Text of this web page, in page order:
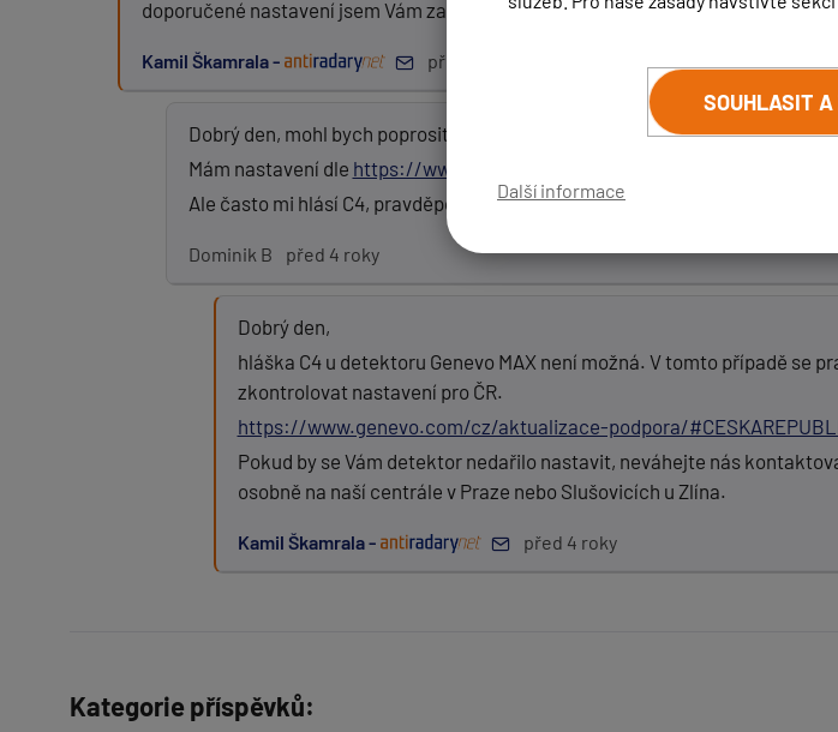
SOUHLASIT
Další informace
doporučené nastavení jsem Vám zaslal mailem.
Kamil Škamrala - před 4 roky
Dobrý den, mohl bych poprosit detailnější nastavení geneva max pro ČR?
Mám nastavení dle https://www.genevo.com/cz/aktualizace-podpora/
Ale často mi hlásí C4, pravděpodobně senzor posuvných dveří co jsem si tak
Dominik B před 4 roky
Dobrý den,
hláška C4 u detektoru Genevo MAX není možná. V tomto případě se
zkontrolovat nastavení pro ČR.
https://www.genevo.com/cz/aktualizace-podpora/
Pokud by se Vám detektor nedařilo nastavit, neváhejte nás
osobně na naší centrále v Praze nebo Slušovicích u Zlína.
Kamil Škamrala - před 4 roky
Kategorie příspěvků: